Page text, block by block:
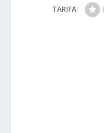
TARIFA: